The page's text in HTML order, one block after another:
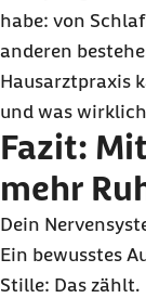
habe: von
anderen
Hausarztpraxis
und was
Fazit:
mehr
Dein
Ein bewusstes
Stille: Das zählt.